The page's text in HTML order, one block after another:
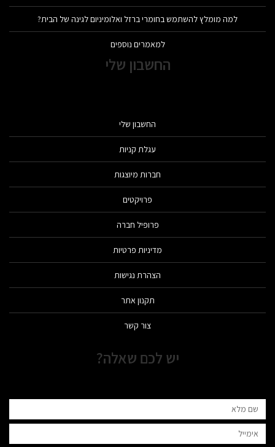
למה מומלץ להשתמש בחומרי ברזל ואלומיניום לגינה של הבית?
למאמרים נוספים
החשבון שלי
החשבון שלי
עגלת קניות
חברות מיוצגות
פרויקטים
פרופיל חברה
מדיניות פרטיות
הצהרת נגישות
תקנון אתר
צור קשר
יש לכם שאלה?